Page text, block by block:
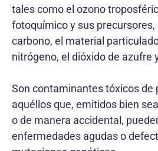
tales como el ozono
fotoquímico y sus precursores,
carbono, el material
nitrógeno, el dióxido de azufre
Son contaminantes tóxicos de
aquéllos que, emitidos bien
o de manera accidental,
enfermedades agudas o